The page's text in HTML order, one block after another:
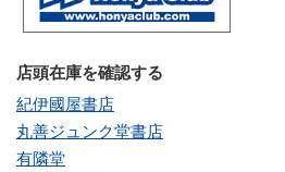
店頭在庫を確認する
紀伊國屋書店
丸善ジュンク堂書店
有隣堂